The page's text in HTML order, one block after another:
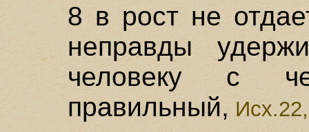
8 в рост не
неправды
человеку с
правильный,